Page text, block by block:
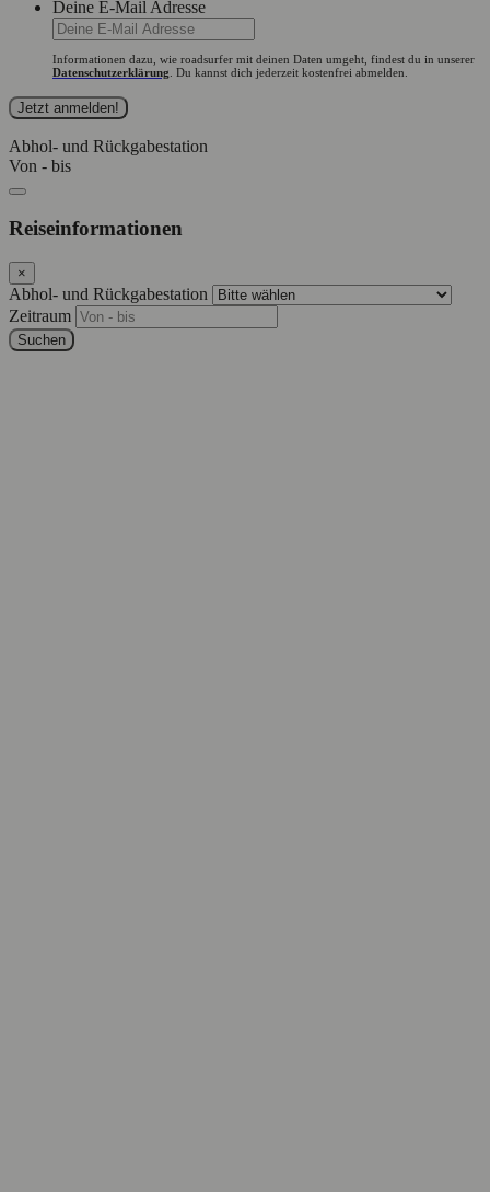
Deine E-Mail Adresse
Informationen dazu, wie roadsurfer mit deinen Daten umgeht, findest du in unserer
Datenschutzerklärung . Du kannst dich jederzeit kostenfrei abmelden.
Abhol- und Rückgabestation
Von - bis
Reiseinformationen
×
Abhol- und Rückgabestation
Zeitraum
Suchen